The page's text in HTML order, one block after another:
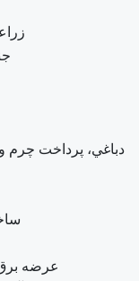
دباغي، پرداخت چرم
عرضه